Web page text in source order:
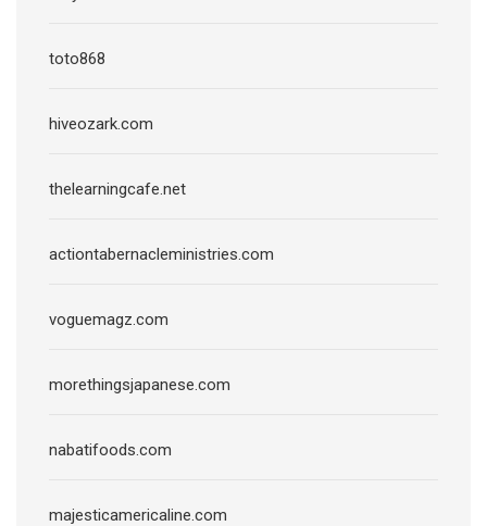
toto868
hiveozark.com
thelearningcafe.net
actiontabernacleministries.com
voguemagz.com
morethingsjapanese.com
nabatifoods.com
majesticamericaline.com